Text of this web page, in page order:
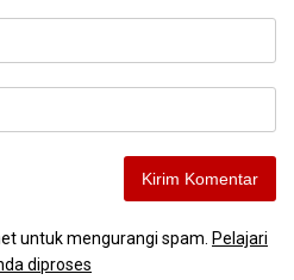
untuk mengurangi spam. Pelajari
diproses